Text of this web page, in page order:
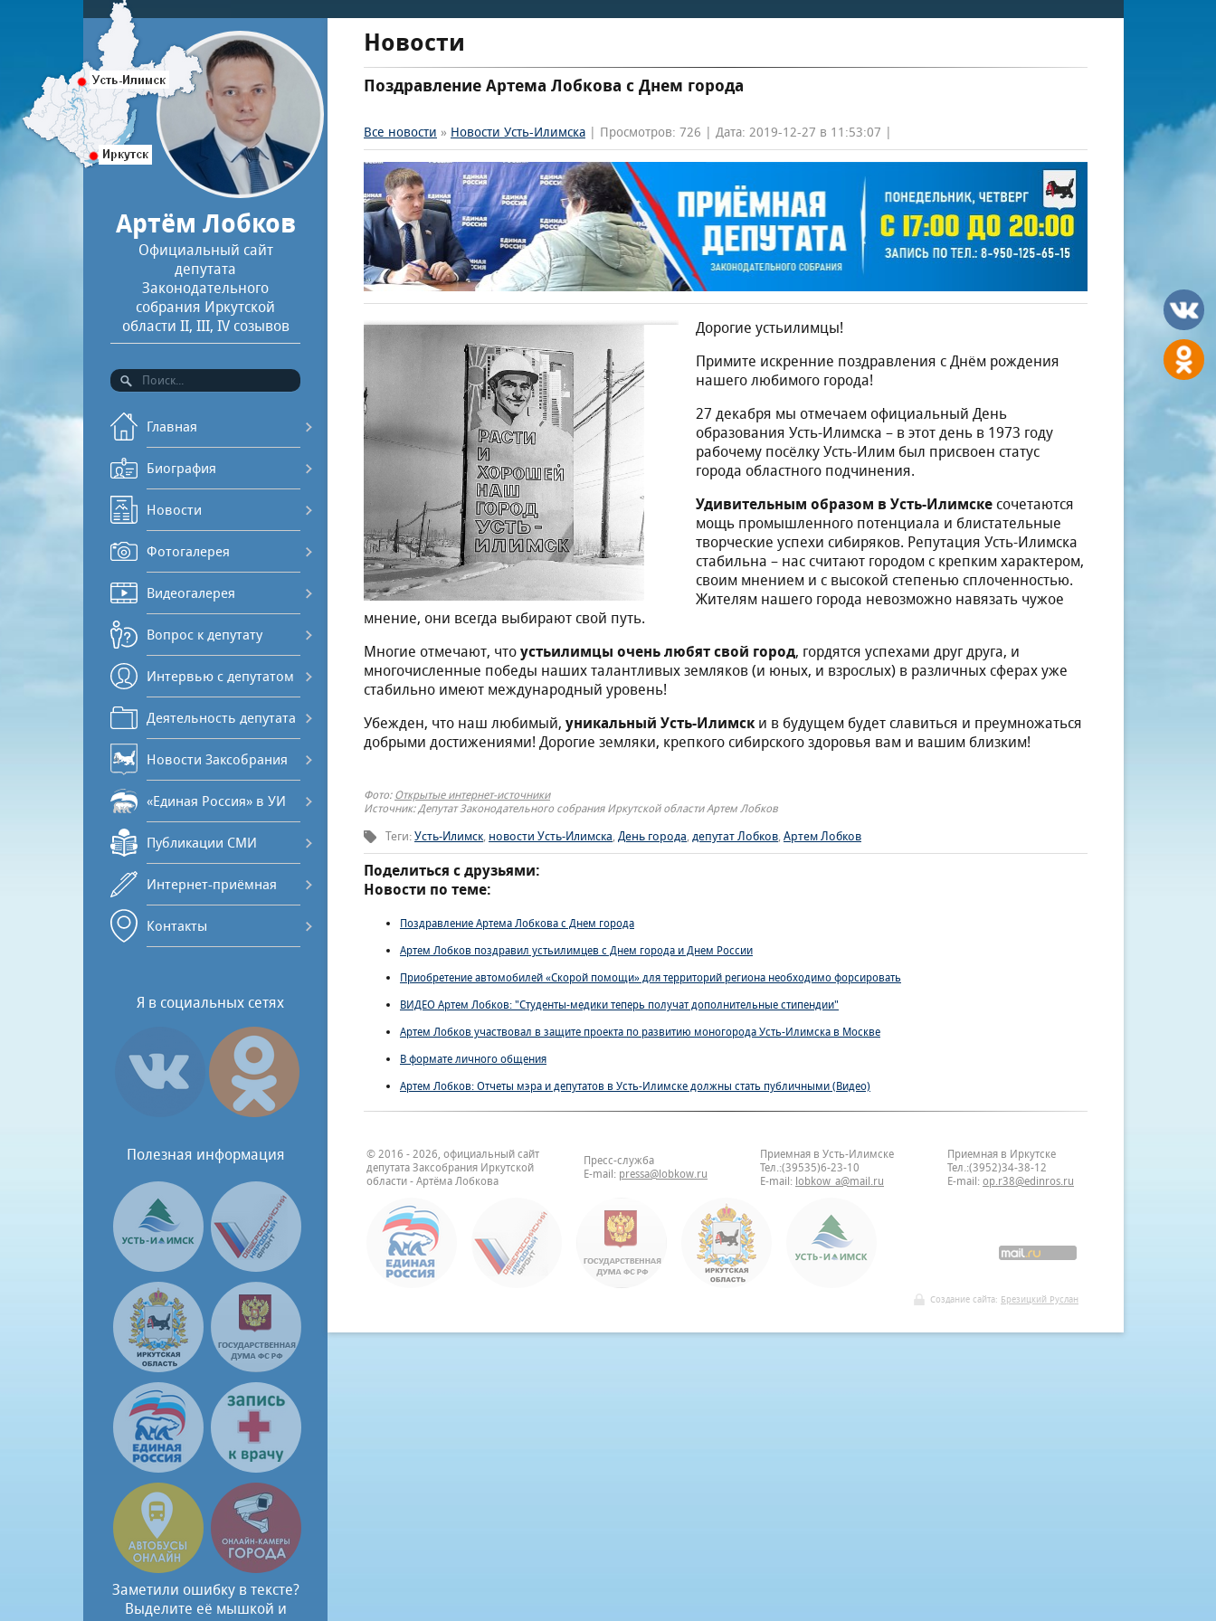
Артём Лобков
Официальный сайт
депутата
Законодательного
собрания Иркутской
области II, III, IV созывов
Главная
Биография
Новости
Фотогалерея
Видеогалерея
Вопрос к депутату
Интервью с депутатом
Деятельность депутата
Новости Заксобрания
«Единая Россия» в УИ
Публикации СМИ
Интернет-приёмная
Контакты
Я в социальных сетях
Полезная информация
Заметили ошибку в тексте?
Выделите её мышкой и
Новости
Поздравление Артема Лобкова с Днем города
Все новости » Новости Усть-Илимска | Просмотров: 726 | Дата: 2019-12-27 в 11:53:07 |
Дорогие устьилимцы!
Примите искренние поздравления с Днём рождения
нашего любимого города!
27 декабря мы отмечаем официальный День
образования Усть-Илимска – в этот день в 1973 году
рабочему посёлку Усть-Илим был присвоен статус
города областного подчинения.
Удивительным образом в Усть-Илимске сочетаются
мощь промышленного потенциала и блистательные
творческие успехи сибиряков. Репутация Усть-Илимска
стабильна – нас считают городом с крепким характером,
своим мнением и с высокой степенью сплоченностью.
Жителям нашего города невозможно навязать чужое
мнение, они всегда выбирают свой путь.
Многие отмечают, чтоустьилимцы очень любят свой город, гордятся успехами друг друга, и
многочисленные победы наших талантливых земляков (и юных, и взрослых) в различных сферах уже
стабильно имеют международный уровень!
Убежден, что наш любимый, уникальный Усть-Илимски в будущем будет славиться и преумножаться
добрыми достижениями! Дорогие земляки, крепкого сибирского здоровья вам и вашим близким!
Фото: Открытые интернет-источники
Источник: Депутат Законодательного собрания Иркутской области Артем Лобков
Теги:Усть-Илимск, новости Усть-Илимска,День города,депутат Лобков,Артем Лобков
Поделиться с друзьями:
Новости по теме:
Поздравление Артема Лобкова с Днем города
Артем Лобков поздравил устьилимцев с Днем города и Днем России
Приобретение автомобилей «Скорой помощи» для территорий региона необходимо форсировать
ВИДЕО Артем Лобков: "Студенты-медики теперь получат дополнительные стипендии"
Артем Лобков участвовал в защите проекта по развитию моногорода Усть-Илимска в Москве
В формате личного общения
Артем Лобков: Отчеты мэра и депутатов в Усть-Илимске должны стать публичными (Видео)
© 2016 - 2026, официальный сайт
депутата Заксобрания Иркутской
области - Артёма Лобкова
Пресс-служба
E-mail: pressa@lobkow.ru
Приемная в Усть-Илимске
Тел.:(39535)6-23-10
E-mail: lobkow_a@mail.ru
Приемная в Иркутске
Тел.:(3952)34-38-12
E-mail: op.r38@edinros.ru
Создание сайта: Брезицкий Руслан